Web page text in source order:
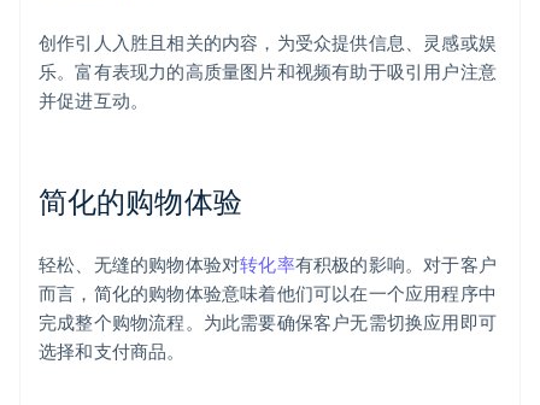
创作引人入胜且相关的内容，为受众提供信息、灵感或娱
乐。富有表现力的高质量图片和视频有助于吸引用户注意
并促进互动。
简化的购物体验
轻松、无缝的购物体验对转化率有积极的影响。对于客户
而言，简化的购物体验意味着他们可以在一个应用程序中
完成整个购物流程。为此需要确保客户无需切换应用即可
选择和支付商品。